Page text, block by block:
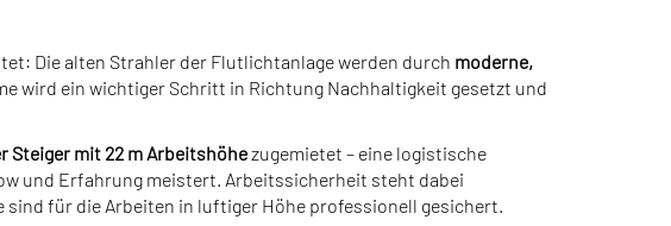
Die alten Strahler der Flutlichtanlage werden durch moderne,
wird ein wichtiger Schritt in Richtung Nachhaltigkeit gesetzt und
Steiger mit 22 m Arbeitshöhezugemietet – eine logistische
und Erfahrung meistert. Arbeitssicherheit steht dabei
für die Arbeiten in luftiger Höhe professionell gesichert.